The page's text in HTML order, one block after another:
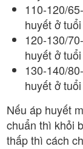
110-120/
huyết ở
120-130/
huyết ở
130-140/
huyết ở
Nếu áp huyết
chuẩn thì khỏi
thấp thì cách